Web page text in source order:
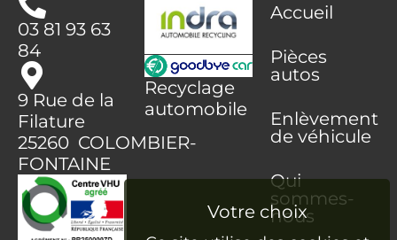
03 81 93 63
84
9 Rue de la
Filature
25260 COLOMBIER-
FONTAINE
Recyclage
automobile
Accueil
Pièces
autos
Enlèvement
de véhicule
Qui
sommes-
nous